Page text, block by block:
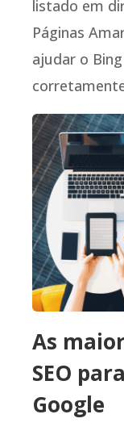
listado em
Páginas
ajudar o
As
SEO
Google